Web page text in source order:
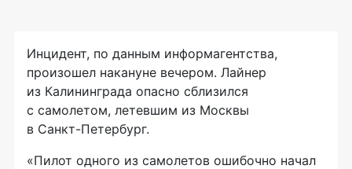
Инцидент, по данным информагентства,
произошел накануне вечером. Лайнер
из Калининграда опасно сблизился
с самолетом, летевшим из Москвы
в Санкт-Петербург.
«Пилот одного из самолетов ошибочно начал